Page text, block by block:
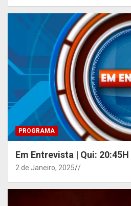
PROGRAMA
Em Entrevista | Qui: 20:45H
2 de Janeiro, 2025 /